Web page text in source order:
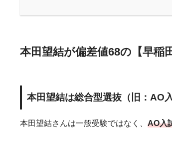
本田望結が偏差値68の【早稲
本田望結は総合型選抜（旧：AO
本田望結さんは一般受験ではなく、 AO入